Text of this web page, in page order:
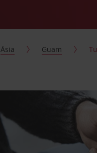
Ásia Guam